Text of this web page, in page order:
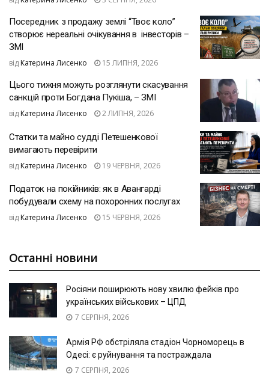
Посередник з продажу землі “Твоє коло”
створює нереальні очікування в інвесторів –
ЗМІ
від Катерина Лисенко 15 ЛИПНЯ, 2026
Цього тижня можуть розглянути скасування
санкцій проти Богдана Пукіша, – ЗМІ
від Катерина Лисенко 2 ЛИПНЯ, 2026
Статки та майно судді Петешенкової
вимагають перевірити
від Катерина Лисенко 19 ЧЕРВНЯ, 2026
Податок на покійників: як в Авангарді
побудували схему на похоронних послугах
від Катерина Лисенко 15 ЧЕРВНЯ, 2026
Останні новини
Росіяни поширюють нову хвилю фейків про
українських військових – ЦПД
7 СЕРПНЯ, 2026
Армія РФ обстріляла стадіон Чорноморець в
Одесі: є руйнування та постраждала
7 СЕРПНЯ, 2026